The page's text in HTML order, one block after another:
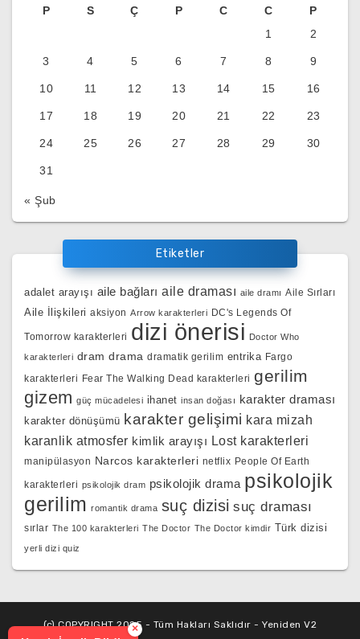
P
S Ç P C C
P
1
2
3 4 5 6 7 8 9
10 11 12 13 14 15 16
17 18 19 20 21 22 23
24 25 26 27 28 29 30
31
« Şub
Etiketler
adalet arayışı aile bağları aile draması aile dramı Aile Sırları
Aile İlişkileri aksiyon Arrow karakterleri DC's Legends Of
Tomorrow karakterleri dizi önerisi Doctor Who
karakterleri dram drama dramatik gerilim entrika Fargo
karakterleri Fear The Walking Dead karakterleri gerilim
gizem güç mücadelesi ihanet insan doğası karakter draması
karakter dönüşümü karakter gelişimi kara mizah
karanlik atmosfer kimlik arayışı Lost karakterleri
manipülasyon Narcos karakterleri netflix People Of Earth
karakterleri psikolojik dram psikolojik drama psikolojik
gerilim romantik drama suç dizisi suç draması
sırlar The 100 karakterleri The Doctor The Doctor kimdir Türk dizisi
yerli dizi quiz
(c) COPYRIGHT 2025 - Tüm Hakları Saklıdır - Yeniden V2
×